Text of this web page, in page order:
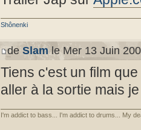
Shônenki
de Slam le Mer 13 Juin
Tiens c'est un film
aller à la sortie mais
I'm addict to bass... I'm addict to drums... My